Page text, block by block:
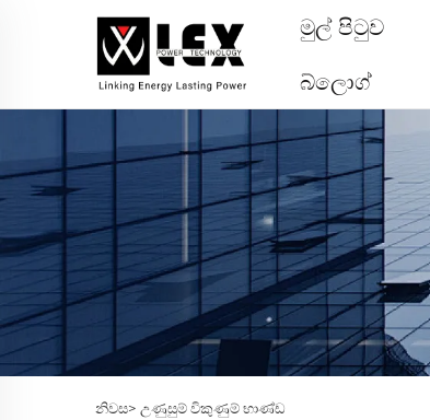
මුල් පිටුව
බ්ලොග්
නිවස> උණුසුම් විකුණුම් භාණ්ඩ